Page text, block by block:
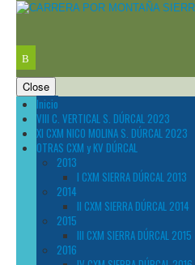
Close
Inicio
VIII C. VERTICAL S. DÚRCAL 2023
XI CXM NICO MOLINA S. DÚRCAL 2023
OTRAS CXM y KV DÚRCAL
2013
I CXM SIERRA DÚRCAL 2013
2014
II CXM SIERRA DÚRCAL 2014
2015
III CXM SIERRA DÚRCAL 2015
2016